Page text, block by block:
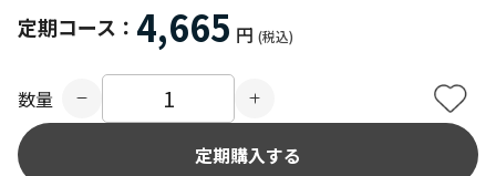
定期コース： 4,665 円 (税込)
数量